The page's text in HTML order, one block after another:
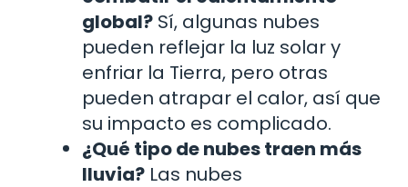
global? Sí, algunas nubes
pueden reflejar la luz solar y
enfriar la Tierra, pero otras
pueden atrapar el calor, así que
su impacto es complicado.
¿Qué tipo de nubes traen más
lluvia? Las nubes